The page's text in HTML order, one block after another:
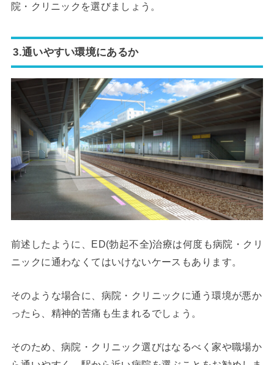
院・クリニックを選びましょう。
3.通いやすい環境にあるか
前述したように、ED(勃起不全)治療は何度も病院・クリ
ニックに通わなくてはいけないケースもあります。
そのような場合に、病院・クリニックに通う環境が悪か
ったら、精神的苦痛も生まれるでしょう。
そのため、病院・クリニック選びはなるべく家や職場か